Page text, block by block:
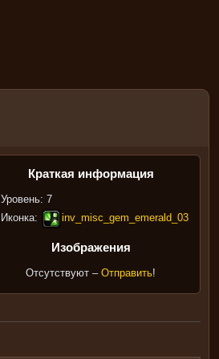
Краткая информация
Уровень: 7
Иконка:
inv_misc_gem_emerald_03
Изображения
Отсутствуют – Отправить!